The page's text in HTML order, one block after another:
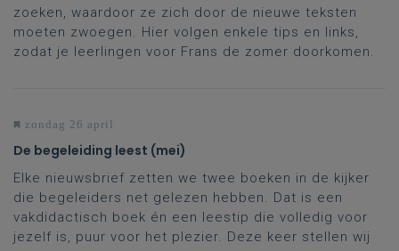
zoeken, waardoor ze zich door de nieuwe teksten
moeten zwoegen. Hier volgen enkele tips en links,
zodat je leerlingen voor Frans de zomer doorkomen.
zondag 26 april
De begeleiding leest (mei)
Elke nieuwsbrief zetten we twee boeken in de kijker
die begeleiders net gelezen hebben. Dat is een
vakdidactisch boek én een leestip die volledig voor
jezelf is, puur voor het plezier. Deze keer stellen wij